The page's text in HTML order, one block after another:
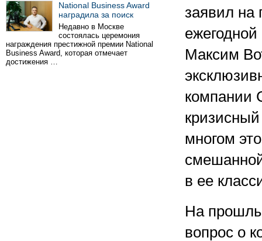
National Business Award
наградила за поиск
Недавно в Москве
состоялась церемония
награждения престижной премии National
Business Award, которая отмечает
достижения …
заявил на
Максим
компании
многом
в ее
На
вопрос о